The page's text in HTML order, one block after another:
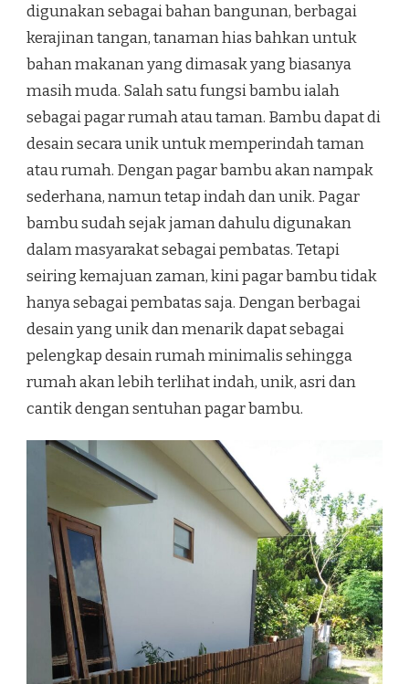
digunakan sebagai bahan bangunan, berbagai
kerajinan tangan, tanaman hias bahkan untuk
bahan makanan yang dimasak yang biasanya
masih muda. Salah satu fungsi bambu ialah
sebagai pagar rumah atau taman. Bambu dapat di
desain secara unik untuk memperindah taman
atau rumah. Dengan pagar bambu akan nampak
sederhana, namun tetap indah dan unik. Pagar
bambu sudah sejak jaman dahulu digunakan
dalam masyarakat sebagai pembatas. Tetapi
seiring kemajuan zaman, kini pagar bambu tidak
hanya sebagai pembatas saja. Dengan berbagai
desain yang unik dan menarik dapat sebagai
pelengkap desain rumah minimalis sehingga
rumah akan lebih terlihat indah, unik, asri dan
cantik dengan sentuhan pagar bambu.